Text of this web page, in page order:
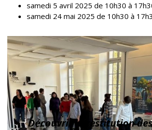
samedi 5 avril 2025 de 10h30 à
samedi 24 mai 2025 de 10h30 à
Découvrir la restitution des